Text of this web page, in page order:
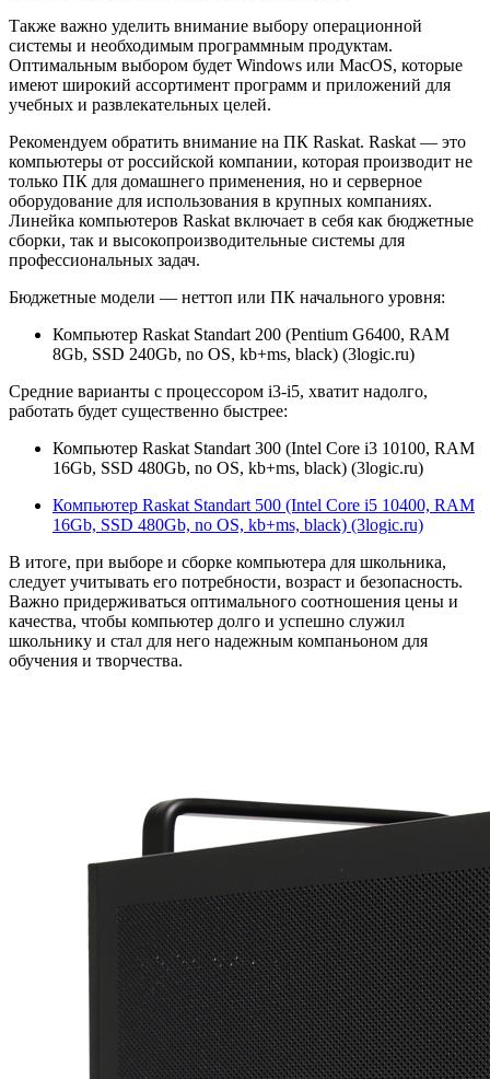
Также важно уделить внимание выбору операционной
системы и необходимым программным продуктам.
Оптимальным выбором будет Windows или MacOS, которые
имеют широкий ассортимент программ и приложений для
учебных и развлекательных целей.
Рекомендуем обратить внимание на ПК Raskat. Raskat — это
компьютеры от российской компании, которая производит не
только ПК для домашнего применения, но и серверное
оборудование для использования в крупных компаниях.
Линейка компьютеров Raskat включает в себя как бюджетные
сборки, так и высокопроизводительные системы для
профессиональных задач.
Бюджетные модели — неттоп или ПК начального уровня:
Компьютер Raskat Standart 200 (Pentium G6400, RAM
8Gb, SSD 240Gb, no OS, kb+ms, black) (3logic.ru)
Средние варианты с процессором i3-i5, хватит надолго,
работать будет существенно быстрее:
Компьютер Raskat Standart 300 (Intel Core i3 10100, RAM
16Gb, SSD 480Gb, no OS, kb+ms, black) (3logic.ru)
Компьютер Raskat Standart 500 (Intel Core i5 10400, RAM
16Gb, SSD 480Gb, no OS, kb+ms, black) (3logic.ru)
В итоге, при выборе и сборке компьютера для школьника,
следует учитывать его потребности, возраст и безопасность.
Важно придерживаться оптимального соотношения цены и
качества, чтобы компьютер долго и успешно служил
школьнику и стал для него надежным компаньоном для
обучения и творчества.